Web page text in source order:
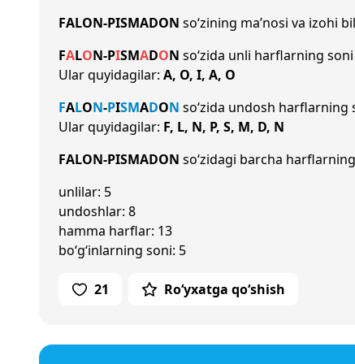
FALON-PISMADON so‘zining ma’nosi va izohi
FALON-PISMADON so‘zida unli harflarning soni
Ular quyidagilar: A, O, I, A, O
FALON-PISMADON so‘zida undosh harflarning
Ular quyidagilar: F, L, N, P, S, M, D, N
FALON-PISMADON so‘zidagi barcha
unlilar: 5
undoshlar: 8
hamma harflar: 13
bo‘g‘inlarning soni: 5
21 Ro‘yxatga qo‘shish